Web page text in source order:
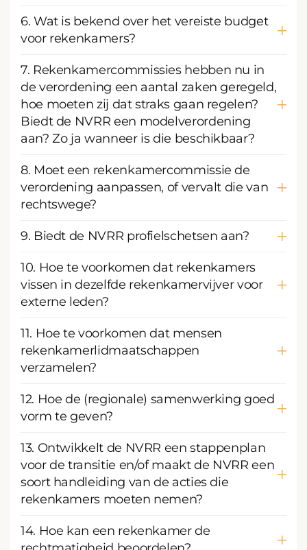
6. Wat is bekend over het vereiste budget
voor rekenkamers?
7. Rekenkamercommissies hebben nu in
de verordening een aantal zaken geregeld,
hoe moeten zij dat straks gaan regelen?
Biedt de NVRR een modelverordening
aan? Zo ja wanneer is die beschikbaar?
8. Moet een rekenkamercommissie de
verordening aanpassen, of vervalt die van
rechtswege?
9. Biedt de NVRR profielschetsen aan?
10. Hoe te voorkomen dat rekenkamers
vissen in dezelfde rekenkamervijver voor
externe leden?
11. Hoe te voorkomen dat mensen
rekenkamerlidmaatschappen
verzamelen?
12. Hoe de (regionale) samenwerking goed
vorm te geven?
13. Ontwikkelt de NVRR een stappenplan
voor de transitie en/of maakt de NVRR een
soort handleiding van de acties die
rekenkamers moeten nemen?
14. Hoe kan een rekenkamer de